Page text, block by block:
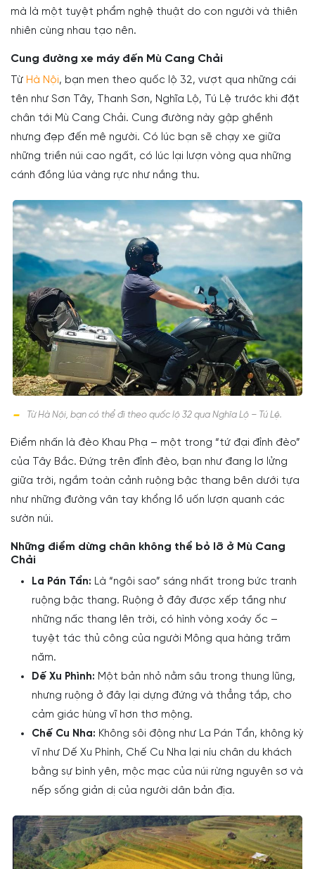
mà là một tuyệt phẩm nghệ thuật do con người và thiên
nhiên cùng nhau tạo nên.
Cung đường xe máy đến Mù Cang Chải
Từ Hà Nội, bạn men theo quốc lộ 32, vượt qua những cái
tên như Sơn Tây, Thanh Sơn, Nghĩa Lộ, Tú Lệ trước khi đặt
chân tới Mù Cang Chải. Cung đường này gập ghềnh
nhưng đẹp đến mê người. Có lúc bạn sẽ chạy xe giữa
những triền núi cao ngất, có lúc lại lượn vòng qua những
cánh đồng lúa vàng rực như nắng thu.
Từ Hà Nội, bạn có thể đi theo quốc lộ 32 qua Nghĩa Lộ – Tú Lệ.
Điểm nhấn là đèo Khau Phạ – một trong “tứ đại đỉnh đèo”
của Tây Bắc. Đứng trên đỉnh đèo, bạn như đang lơ lửng
giữa trời, ngắm toàn cảnh ruộng bậc thang bên dưới tựa
như những đường vân tay khổng lồ uốn lượn quanh các
sườn núi.
Những điểm dừng chân không thể bỏ lỡ ở Mù Cang
Chải
La Pán Tẩn: Là “ngôi sao” sáng nhất trong bức tranh
ruộng bậc thang. Ruộng ở đây được xếp tầng như
những nấc thang lên trời, có hình vòng xoáy ốc –
tuyệt tác thủ công của người Mông qua hàng trăm
năm.
Dế Xu Phình: Một bản nhỏ nằm sâu trong thung lũng,
nhưng ruộng ở đây lại dựng đứng và thẳng tắp, cho
cảm giác hùng vĩ hơn thơ mộng.
Chế Cu Nha: Không sôi động như La Pán Tẩn, không kỳ
vĩ như Dế Xu Phình, Chế Cu Nha lại níu chân du khách
bằng sự bình yên, mộc mạc của núi rừng nguyên sơ và
nếp sống giản dị của người dân bản địa.